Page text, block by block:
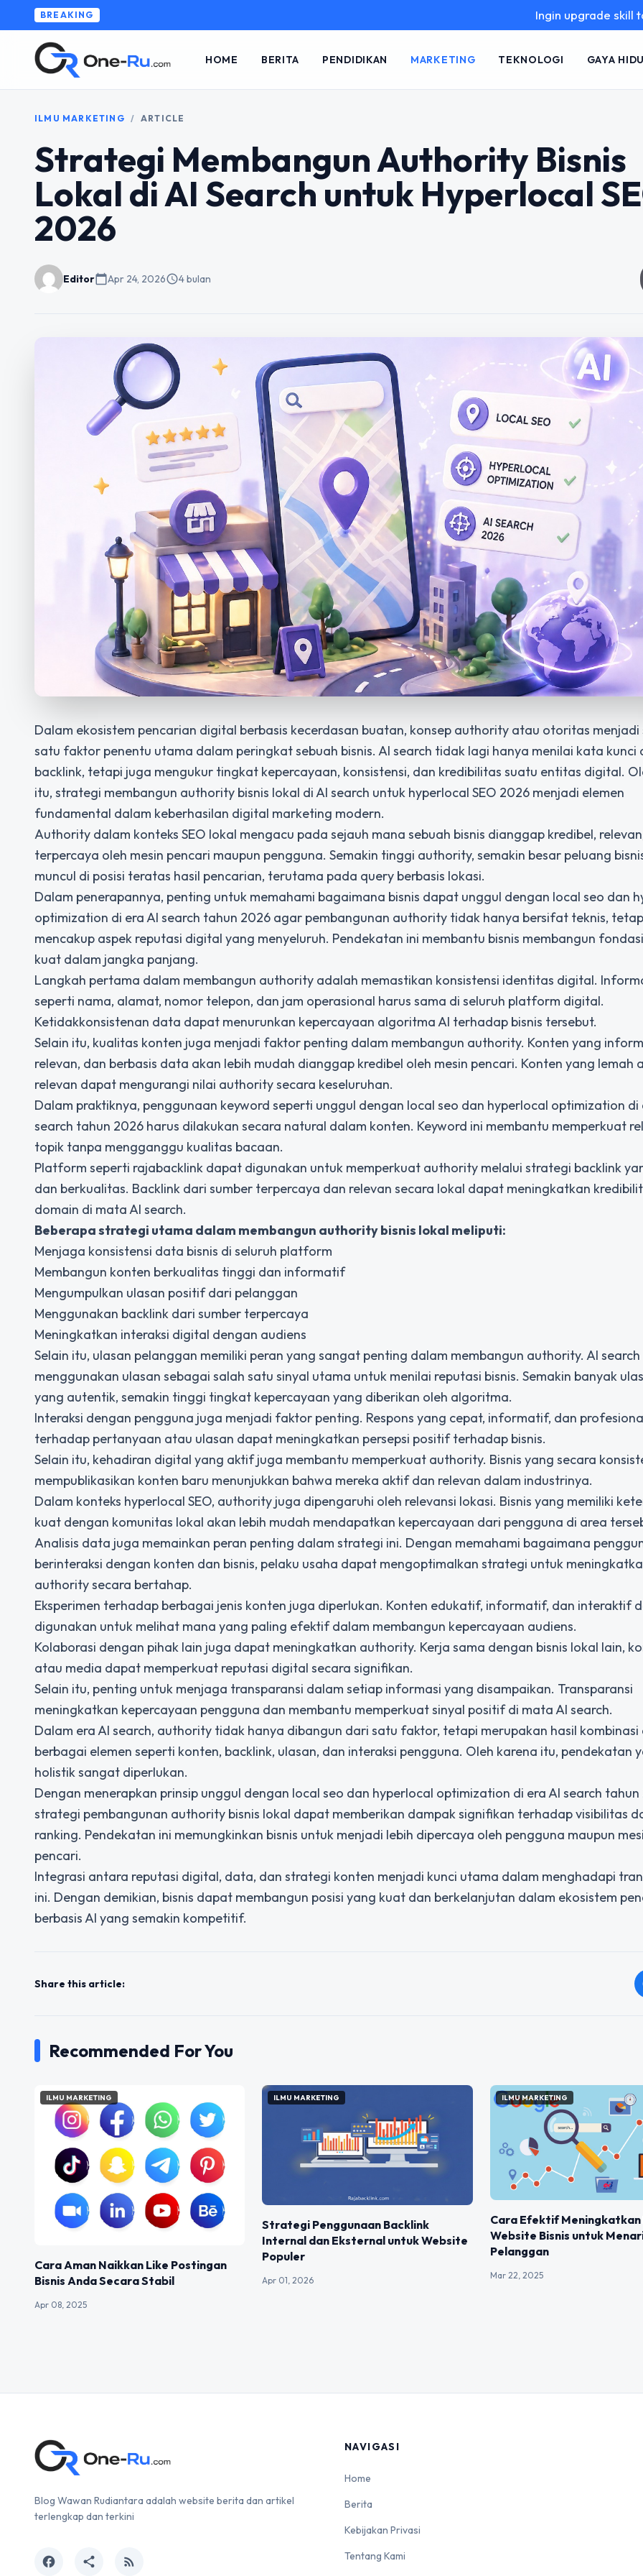
BREAKING Ingin upgrade skill tanpa ribet?
HOME BERITA PENDIDIKAN MARKETING TEKNOLOGI GAYA
ILMU MARKETING / ARTICLE
Strategi Membangun Authority Bisnis
Lokal di AI Search untuk Hyperlocal
2026
Editorcalendar_todayApr 24, 2026schedule4 bulan
Dalam ekosistem pencarian digital berbasis kecerdasan buatan, konsep authority atau otoritas menjadi
satu faktor penentu utama dalam peringkat sebuah bisnis. AI search tidak lagi hanya menilai kata kunci
backlink, tetapi juga mengukur tingkat kepercayaan, konsistensi, dan kredibilitas suatu entitas digital.
itu, strategi membangun authority bisnis lokal di AI search untuk hyperlocal SEO 2026 menjadi elemen
fundamental dalam keberhasilan digital marketing modern.
Authority dalam konteks SEO lokal mengacu pada sejauh mana sebuah bisnis dianggap kredibel,
terpercaya oleh mesin pencari maupun pengguna. Semakin tinggi authority, semakin besar peluang
muncul di posisi teratas hasil pencarian, terutama pada query berbasis lokasi.
Dalam penerapannya, penting untuk memahami bagaimana bisnis dapat unggul dengan local seo dan
optimization di era AI search tahun 2026 agar pembangunan authority tidak hanya bersifat teknis,
mencakup aspek reputasi digital yang menyeluruh. Pendekatan ini membantu bisnis membangun
kuat dalam jangka panjang.
Langkah pertama dalam membangun authority adalah memastikan konsistensi identitas digital.
seperti nama, alamat, nomor telepon, dan jam operasional harus sama di seluruh platform digital.
Ketidakkonsistenan data dapat menurunkan kepercayaan algoritma AI terhadap bisnis tersebut.
Selain itu, kualitas konten juga menjadi faktor penting dalam membangun authority. Konten yang
relevan, dan berbasis data akan lebih mudah dianggap kredibel oleh mesin pencari. Konten yang lemah
relevan dapat mengurangi nilai authority secara keseluruhan.
Dalam praktiknya, penggunaan keyword seperti unggul dengan local seo dan hyperlocal optimization di
search tahun 2026 harus dilakukan secara natural dalam konten. Keyword ini membantu memperkuat
topik tanpa mengganggu kualitas bacaan.
Platform seperti rajabacklink dapat digunakan untuk memperkuat authority melalui strategi backlink
dan berkualitas. Backlink dari sumber terpercaya dan relevan secara lokal dapat meningkatkan
domain di mata AI search.
Beberapa strategi utama dalam membangun authority bisnis lokal meliputi:
Menjaga konsistensi data bisnis di seluruh platform
Membangun konten berkualitas tinggi dan informatif
Mengumpulkan ulasan positif dari pelanggan
Menggunakan backlink dari sumber terpercaya
Meningkatkan interaksi digital dengan audiens
Selain itu, ulasan pelanggan memiliki peran yang sangat penting dalam membangun authority. AI search
menggunakan ulasan sebagai salah satu sinyal utama untuk menilai reputasi bisnis. Semakin banyak
yang autentik, semakin tinggi tingkat kepercayaan yang diberikan oleh algoritma.
Interaksi dengan pengguna juga menjadi faktor penting. Respons yang cepat, informatif, dan
terhadap pertanyaan atau ulasan dapat meningkatkan persepsi positif terhadap bisnis.
Selain itu, kehadiran digital yang aktif juga membantu memperkuat authority. Bisnis yang secara
mempublikasikan konten baru menunjukkan bahwa mereka aktif dan relevan dalam industrinya.
Dalam konteks hyperlocal SEO, authority juga dipengaruhi oleh relevansi lokasi. Bisnis yang memiliki
kuat dengan komunitas lokal akan lebih mudah mendapatkan kepercayaan dari pengguna di area
Analisis data juga memainkan peran penting dalam strategi ini. Dengan memahami bagaimana
berinteraksi dengan konten dan bisnis, pelaku usaha dapat mengoptimalkan strategi untuk
authority secara bertahap.
Eksperimen terhadap berbagai jenis konten juga diperlukan. Konten edukatif, informatif, dan interaktif
digunakan untuk melihat mana yang paling efektif dalam membangun kepercayaan audiens.
Kolaborasi dengan pihak lain juga dapat meningkatkan authority. Kerja sama dengan bisnis lokal lain,
atau media dapat memperkuat reputasi digital secara signifikan.
Selain itu, penting untuk menjaga transparansi dalam setiap informasi yang disampaikan. Transparansi
meningkatkan kepercayaan pengguna dan membantu memperkuat sinyal positif di mata AI search.
Dalam era AI search, authority tidak hanya dibangun dari satu faktor, tetapi merupakan hasil kombinasi
berbagai elemen seperti konten, backlink, ulasan, dan interaksi pengguna. Oleh karena itu, pendekatan
holistik sangat diperlukan.
Dengan menerapkan prinsip unggul dengan local seo dan hyperlocal optimization di era AI search tahun
strategi pembangunan authority bisnis lokal dapat memberikan dampak signifikan terhadap visibilitas
ranking. Pendekatan ini memungkinkan bisnis untuk menjadi lebih dipercaya oleh pengguna maupun
pencari.
Integrasi antara reputasi digital, data, dan strategi konten menjadi kunci utama dalam menghadapi
ini. Dengan demikian, bisnis dapat membangun posisi yang kuat dan berkelanjutan dalam ekosistem
berbasis AI yang semakin kompetitif.
Share this article:
Recommended For You
ILMU MARKETING
Cara Aman Naikkan Like Postingan
Bisnis Anda Secara Stabil
Apr 08, 2025
ILMU MARKETING
Strategi Penggunaan Backlink
Internal dan Eksternal untuk Website
Populer
Apr 01, 2026
ILMU MARKETING
Cara Efektif
Website Bisnis untuk
Pelanggan
Mar 22, 2025
Blog Wawan Rudiantara adalah website berita dan artikel
terlengkap dan terkini
facebook share rss_feed
NAVIGASI
Home
Berita
Kebijakan Privasi
Tentang Kami